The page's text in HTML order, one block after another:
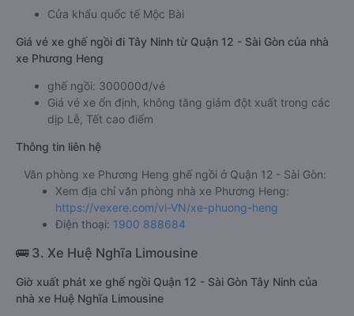
Cửa khẩu quốc tế Mộc Bài
Giá vé xe ghế ngồi đi Tây Ninh từ Quận 12 - Sài Gòn của nhà
xe Phương Heng
ghế ngồi: 300000đ/vé
Giá vé xe ổn định, không tăng giảm đột xuất trong các
dịp Lễ, Tết cao điểm
Thông tin liên hệ
Văn phòng xe Phương Heng ghế ngồi ở Quận 12 - Sài Gòn:
Xem địa chỉ văn phòng nhà xe Phương Heng:
https://vexere.com/vi-VN/xe-phuong-heng
Điện thoại: 1900 888684
🚌 3. Xe Huệ Nghĩa Limousine
Giờ xuất phát xe ghế ngồi Quận 12 - Sài Gòn Tây Ninh của
nhà xe Huệ Nghĩa Limousine